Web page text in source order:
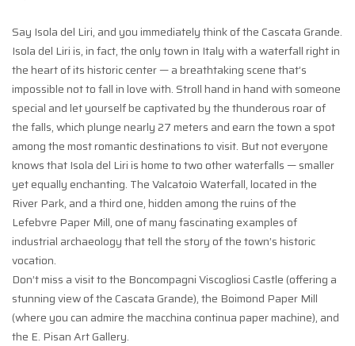
Say Isola del Liri, and you immediately think of the Cascata Grande.
Isola del Liri is, in fact, the only town in Italy with a waterfall right in
the heart of its historic center — a breathtaking scene that’s
impossible not to fall in love with. Stroll hand in hand with someone
special and let yourself be captivated by the thunderous roar of
the falls, which plunge nearly 27 meters and earn the town a spot
among the most romantic destinations to visit. But not everyone
knows that Isola del Liri is home to two other waterfalls — smaller
yet equally enchanting. The Valcatoio Waterfall, located in the
River Park, and a third one, hidden among the ruins of the
Lefebvre Paper Mill, one of many fascinating examples of
industrial archaeology that tell the story of the town’s historic
vocation.
Don’t miss a visit to the Boncompagni Viscogliosi Castle (offering a
stunning view of the Cascata Grande), the Boimond Paper Mill
(where you can admire the macchina continua paper machine), and
the E. Pisan Art Gallery.